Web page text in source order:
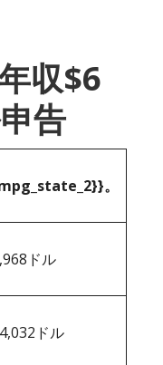
収$6
告
。
ドル
ドル